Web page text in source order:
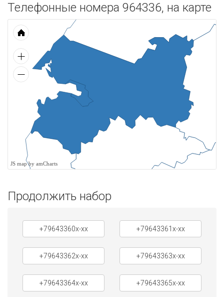
Телефонные номера 964336, на карте
JS map by amCharts
Продолжить набор
+79643360x-xx +79643361x-xx
+79643362x-xx +79643363x-xx
+79643364x-xx +79643365x-xx